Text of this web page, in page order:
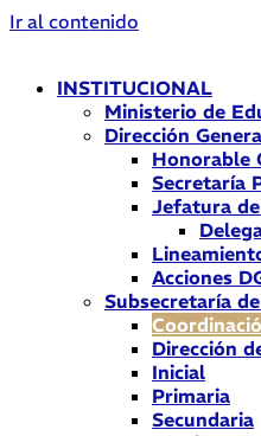
Ir al contenido
INSTITUCIONAL
Ministerio de
Dirección
Honorable
Secretaría
Jefatura
Acciones
Subsecretaría
Dirección
Inicial
Primaria
Secundaria